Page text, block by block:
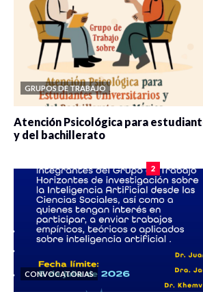
GRUPOS DE TRABAJO
Atención Psicológica para
y del bachillerato
2
CONVOCATORIAS